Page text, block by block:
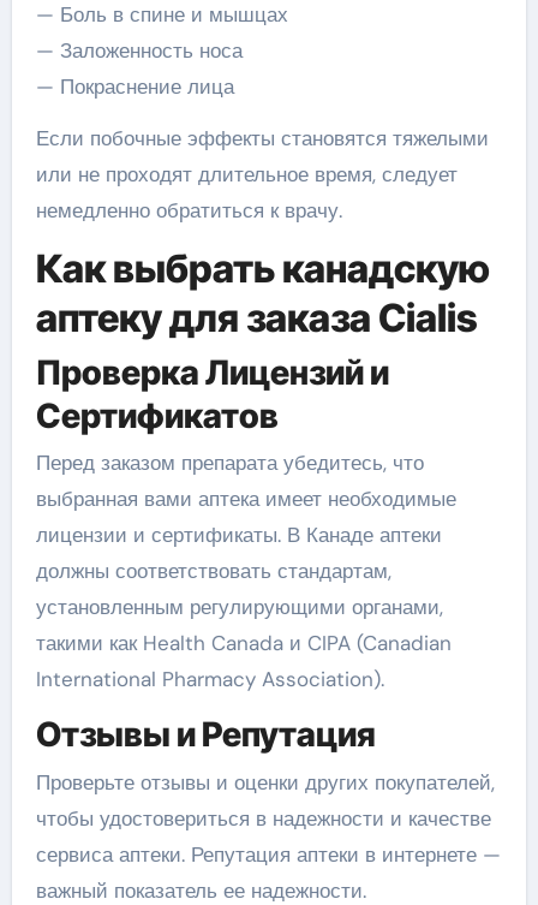
— Боль в спине и мышцах
— Заложенность носа
— Покраснение лица
Если побочные эффекты становятся тяжелыми
или не проходят длительное время, следует
немедленно обратиться к врачу.
Как выбрать канадскую
аптеку для заказа Cialis
Проверка Лицензий и
Сертификатов
Перед заказом препарата убедитесь, что
выбранная вами аптека имеет необходимые
лицензии и сертификаты. В Канаде аптеки
должны соответствовать стандартам,
установленным регулирующими органами,
такими как Health Canada и CIPA (Canadian
International Pharmacy Association).
Отзывы и Репутация
Проверьте отзывы и оценки других покупателей,
чтобы удостовериться в надежности и качестве
сервиса аптеки. Репутация аптеки в интернете —
важный показатель ее надежности.